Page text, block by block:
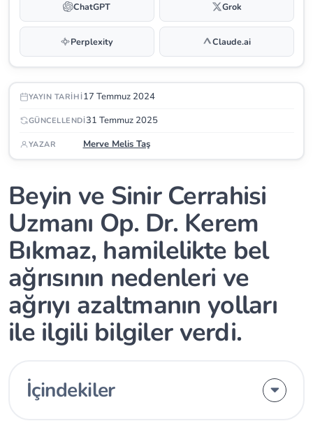
ChatGPT Grok
Perplexity Claude.ai
YAYIN TARIHI17 Temmuz 2024
GÜNCELLENDI31 Temmuz 2025
YAZAR Merve Melis Taş
Beyin ve Sinir Cerrahisi
Uzmanı Op. Dr. Kerem
Bıkmaz, hamilelikte bel
ağrısının nedenleri ve
ağrıyı azaltmanın yolları
ile ilgili bilgiler verdi.
İçindekiler